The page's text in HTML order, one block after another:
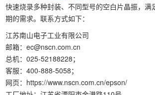
快速烧录多种封装、不同型号的空白片晶振，满
期的需求。联系方式如下：
江苏南山电子工业有限公司
邮箱：ec@nscn.com.cn
总机：025-52188228；
客服：400-888-5058；
网页：https://www.nscn.com.cn/epson/